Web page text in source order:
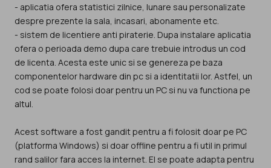
- aplicatia ofera statistici zilnice, lunare sau personalizate
despre prezente la sala, incasari, abonamente etc.
- sistem de licentiere anti piraterie. Dupa instalare aplicatia
ofera o perioada demo dupa care trebuie introdus un cod
de licenta. Acesta este unic si se genereza pe baza
componentelor hardware din pc si a identitatii lor. Astfel, un
cod se poate folosi doar pentru un PC si nu va functiona pe
altul.
Acest software a fost gandit pentru a fi folosit doar pe PC
(platforma Windows) si doar offline pentru a fi util in primul
rand salilor fara acces la internet. El se poate adapta pentru